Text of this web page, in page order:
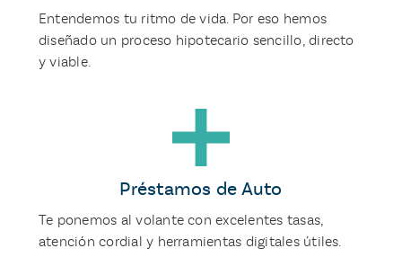
Entendemos tu ritmo de vida. Por eso hemos
diseñado un proceso hipotecario sencillo, directo
y viable.
Préstamos de Auto
Te ponemos al volante con excelentes tasas,
atención cordial y herramientas digitales útiles.